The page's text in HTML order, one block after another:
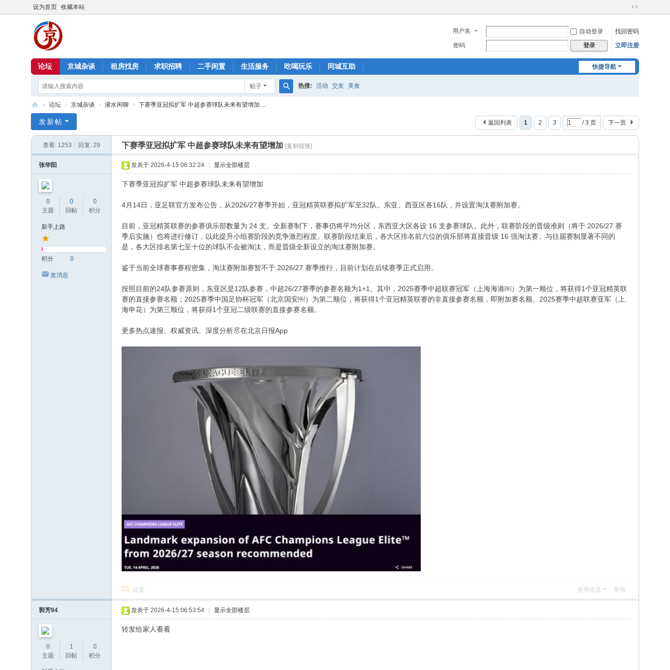
设为首页 收藏本站
切
到
窄
用户名 自动登录
找回密码
密码
登录 立即注册
快捷导航
论坛 京城杂谈 租房找房 求职招聘 二手闲置 生活服务 吃喝玩乐 同城互助
帖子 热搜: 活动 交友 美食
京
» 论坛 › 京城杂谈 › 灌水闲聊 › 下赛季亚冠拟扩军 中超参赛球队未来有望增加 ...
1 2 3 / 3 页 下一页
返回列表
发新帖
查看: 1253 回复: 29 下赛季亚冠拟扩军 中超参赛球队未来有望增加 [复制链接]
张华阳
0
主题
0
回帖
0
积分
新手上路
积分 0
发消息
发表于 2026-4-15 06:32:24 显示全部楼层
下赛季亚冠拟扩军 中超参赛球队未来有望增加
4月14日，亚足联官方发布公告，从2026/27赛季开始，亚冠精英联赛拟扩军至32队。东亚、西亚区各16队，并设置淘汰赛附加赛。
目前，亚冠精英联赛的参赛俱乐部数量为 24 支。全新赛制下，赛事仍将平均分区，东西亚大区各设 16 支参赛球队。此外，联赛阶段的晋级准则（将于 2026/27 赛
季后实施）也将进行修订，以此提升小组赛阶段的竞争激烈程度。联赛阶段结束后，各大区排名前六位的俱乐部将直接晋级 16 强淘汰赛。与往届赛制显著不同的
是，各大区排名第七至十位的球队不会被淘汰，而是晋级全新设立的淘汰赛附加赛。
鉴于当前全球赛事赛程密集，淘汰赛附加赛暂不于 2026/27 赛季推行，目前计划在后续赛季正式启用。
按照目前的24队参赛原则，东亚区是12队参赛，中超26/27赛季的参赛名额为1+1。其中，2025赛季中超联赛冠军（上海海港￼）为第一顺位，将获得1个亚冠精英联
赛的直接参赛名额；2025赛季中国足协杯冠军（北京国安￼）为第二顺位，将获得1个亚冠精英联赛的非直接参赛名额，即附加赛名额。2025赛季中超联赛亚军（上
海申花）为第三顺位，将获得1个亚冠二级联赛的直接参赛名额。
更多热点速报、权威资讯、深度分析尽在北京日报App
回复 使用道具 举报
郭芳94
0
主题
1
回帖
0
积分
发表于 2026-4-15 06:53:54 显示全部楼层
转发给家人看看